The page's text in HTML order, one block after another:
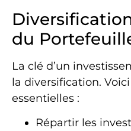
du
La clé d’un
la diversification.
essentielles :
Répartir les